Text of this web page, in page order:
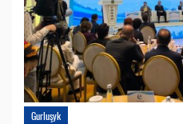
Gurluşyk